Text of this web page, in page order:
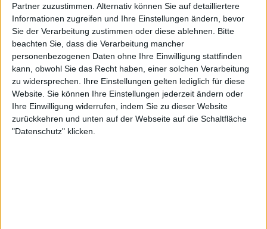
Partner zuzustimmen. Alternativ können Sie auf detailliertere
Informationen zugreifen und Ihre Einstellungen ändern, bevor
Sie der Verarbeitung zustimmen oder diese ablehnen.
Bitte
beachten Sie, dass die Verarbeitung mancher
personenbezogenen Daten ohne Ihre Einwilligung stattfinden
kann, obwohl Sie das Recht haben, einer solchen Verarbeitung
zu widersprechen. Ihre Einstellungen gelten lediglich für diese
Website. Sie können Ihre Einstellungen jederzeit ändern oder
Ihre Einwilligung widerrufen, indem Sie zu dieser Website
zurückkehren und unten auf der Webseite auf die Schaltfläche
"Datenschutz" klicken.
und Fan-Freundlichkeit geschätzt. Mittlerweile formiert
sich jedoch eine Szene, in der sich Musiker zum Teil
erhabener fühlen als ihre Fans, was ich für komplett
bescheuert halte. Und wenn ich dann noch auf das Alter
dieser Bands schaue, dann kann ich teilweise echt nur noch
lachen.
Auch da muss ich dir beipflichten, dieses elitäre Gehabe
mag in anderen Szenen durchaus passen, in unserer
jedoch definitiv nicht. Du kritisierst ja generell einen